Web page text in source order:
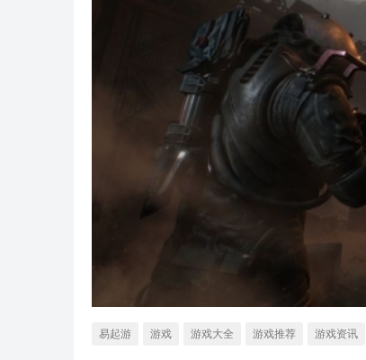
易起游 游戏 游戏大全 游戏推荐 游戏资讯